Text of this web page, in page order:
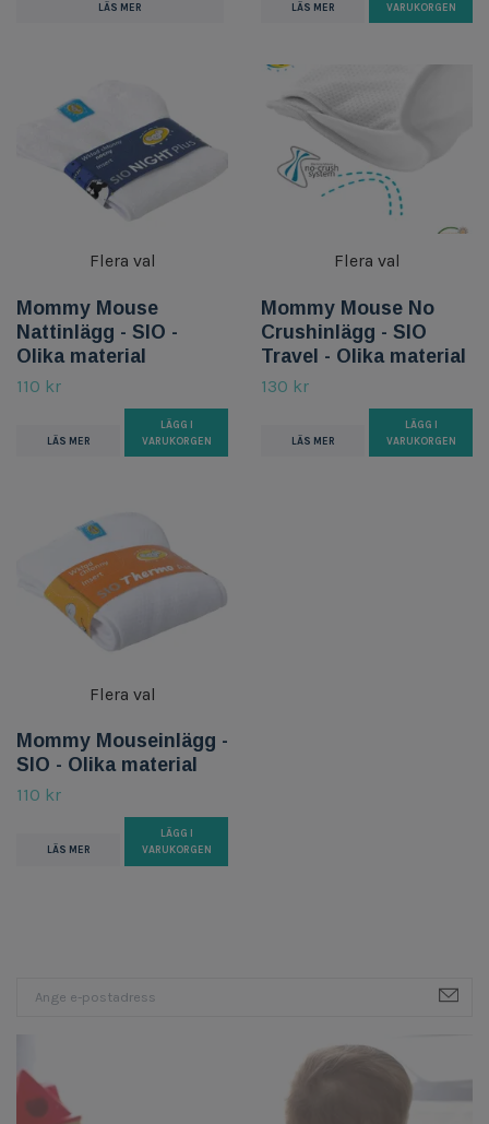
LÄS MER LÄS MER
VARUKORGEN
Flera val
Mommy Mouse
Nattinlägg - SIO -
Olika material
110 kr
LÄS MER
LÄGG I
VARUKORGEN
Flera val
Mommy Mouse No
Crushinlägg - SIO
Travel - Olika material
130 kr
LÄS MER
LÄGG I
VARUKORGEN
Flera val
Mommy Mouseinlägg -
SIO - Olika material
110 kr
LÄS MER
LÄGG I
VARUKORGEN